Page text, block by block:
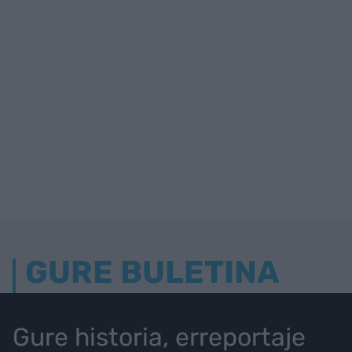
GURE BULETINA
Gure historia, erreportaje